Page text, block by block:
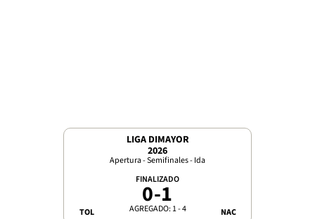
LIGA DIMAYOR
2026
Apertura - Semifinales - Ida
TOL
FINALIZADO
0-1
AGREGADO: 1 - 4 NAC